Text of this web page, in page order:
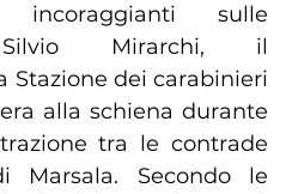
incoraggianti sulle
Mirarchi, il
Stazione dei carabinieri
alla schiena durante
tra le contrade
Marsala. Secondo le